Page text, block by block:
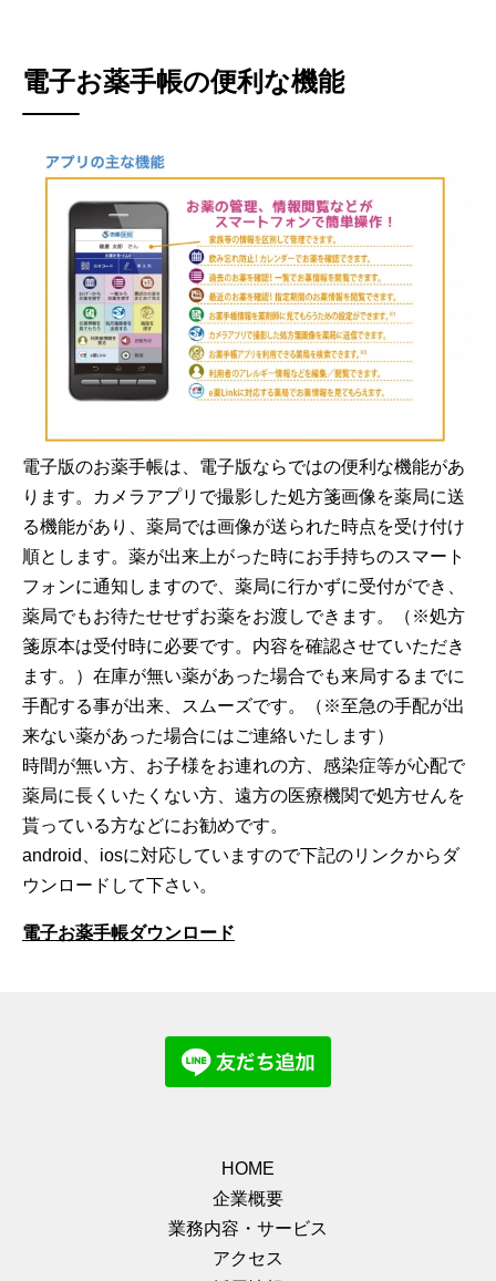
電子お薬手帳の便利な機能
電子版のお薬手帳は、電子版ならではの便利な機能があ
ります。カメラアプリで撮影した処方箋画像を薬局に送
る機能があり、薬局では画像が送られた時点を受け付け
順とします。薬が出来上がった時にお手持ちのスマート
フォンに通知しますので、薬局に行かずに受付ができ、
薬局でもお待たせせずお薬をお渡しできます。（※処方
箋原本は受付時に必要です。内容を確認させていただき
ます。）在庫が無い薬があった場合でも来局するまでに
手配する事が出来、スムーズです。（※至急の手配が出
来ない薬があった場合にはご連絡いたします）
時間が無い方、お子様をお連れの方、感染症等が心配で
薬局に長くいたくない方、遠方の医療機関で処方せんを
貰っている方などにお勧めです。
android、iosに対応していますので下記のリンクからダ
ウンロードして下さい。
電子お薬手帳ダウンロード
HOME
企業概要
業務内容・サービス
アクセス